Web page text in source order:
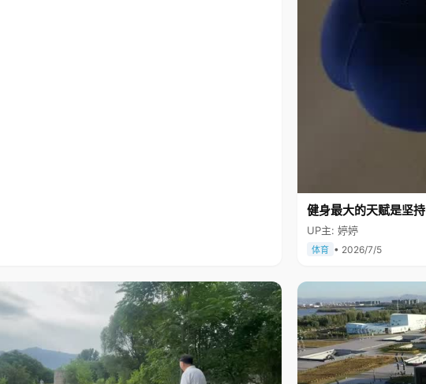
健身最大的天赋是坚持
UP主: 婷婷
体育 • 2026/7/5